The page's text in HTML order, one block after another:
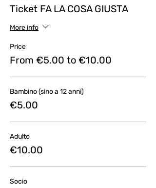
Bonfanti, AMODO (Legambiente) Arianna
Fabri, AMODO (Touring Club Italiano) Ezio
Spano, AMODO (AIGAE) Mauro Migliorini,
AMODO (Cittaslow International)
Ticket FA LA COSA GIUSTA
More info
Price
From €5.00 to €10.00
Bambino (sino a 12 anni)
€5.00
Adulto
€10.00
Socio